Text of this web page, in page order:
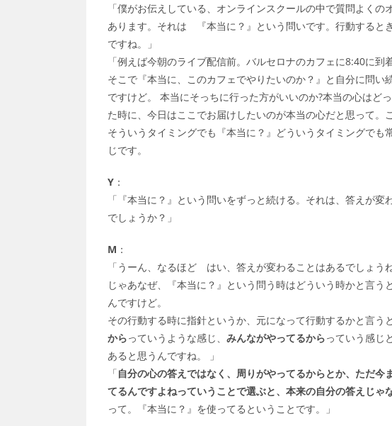
「僕がお伝えしている、オンラインスクールの中で質問よくの
あります。それは 『本当に？』という問いです。行動すると
ですね。」
「例えば今朝のライブ配信前。バルセロナのカフェに8:40に到
そこで『本当に、このカフェでやりたいのか？』と自分に問
ですけど。 本当にそっちに行った方がいいのか?本当の心はど
た時に、今日はここでお届けしたいのが本当の心だと思って。
そういうタイミングでも『本当に？』どういうタイミングで
じです。
Y ：
「『本当に？』という問いをずっと続ける。それは、答えが
でしょうか？」
M ：
「うーん、なるほど はい、答えが変わることはあるでしょう
じゃあなぜ、『本当に？』という問う時はどういう時かと言
んですけど。
その行動する時に指針というか、元になって行動するかと言うと
からっていうような感じ、 みんながやってるからっていう感じと
あると思うんですね。 」
「自分の心の答えではなく、周りがやってるからとか、ただ
てるんですよねっていうことで選ぶと、本来の自分の答えじゃ
って。『本当に？』を使ってるということです。」